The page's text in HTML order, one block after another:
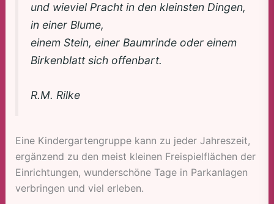
und wieviel Pracht in den kleinsten Dingen,
in einer Blume,
einem Stein, einer Baumrinde oder einem
Birkenblatt sich offenbart.
R.M. Rilke
Eine Kindergartengruppe kann zu jeder Jahreszeit,
ergänzend zu den meist kleinen Freispielflächen der
Einrichtungen, wunderschöne Tage in Parkanlagen
verbringen und viel erleben.